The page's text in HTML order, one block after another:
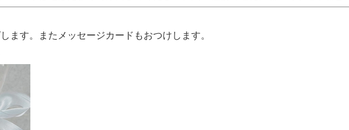
ます。またメッセージカードもおつけします。